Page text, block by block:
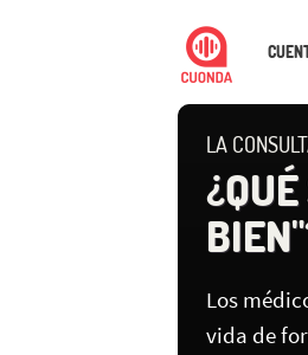
LA
Los
vida de